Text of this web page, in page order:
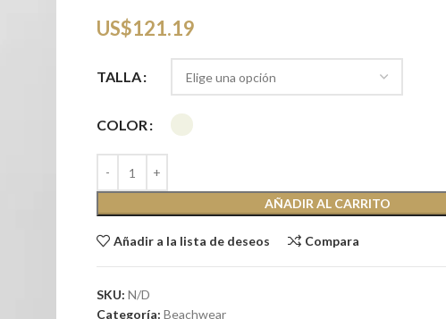
US$121.19
TALLA
COLOR
AÑADIR AL CARRITO
Añadir a la lista de deseos Compara
SKU: N/D
Categoría: Beachwear